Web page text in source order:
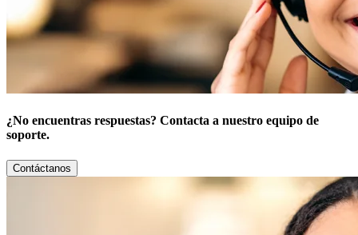
¿No encuentras respuestas? Contacta a nuestro equipo de
soporte.
Contáctanos